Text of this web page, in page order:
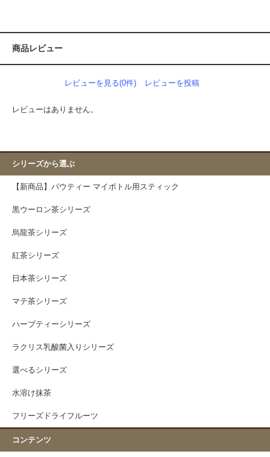
商品レビュー
レビューを見る(0件) レビューを投稿
レビューはありません。
シリーズから選ぶ
【新商品】パウティー マイボトル用スティック
黒ウーロン茶シリーズ
烏龍茶シリーズ
紅茶シリーズ
日本茶シリーズ
マテ茶シリーズ
ハーブティーシリーズ
ラクリス乳酸菌入りシリーズ
選べるシリーズ
水溶け抹茶
フリーズドライフルーツ
コンテンツ